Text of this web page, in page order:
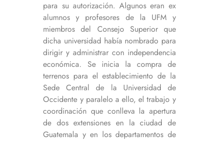
para su autorización. Algunos eran ex
alumnos y profesores de la UFM y
miembros del Consejo Superior que
dicha universidad había nombrado para
dirigir y administrar con independencia
económica. Se inicia la compra de
terrenos para el establecimiento de la
Sede Central de la Universidad de
Occidente y paralelo a ello, el trabajo y
coordinación que conlleva la apertura
de dos extensiones en la ciudad de
Guatemala y en los departamentos de